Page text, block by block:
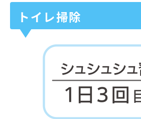
トイレ掃除